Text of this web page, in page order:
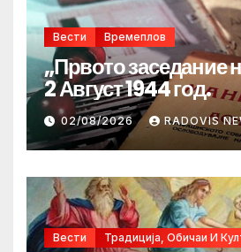
Вести Времеплов
„Првото
2 Август 1944 год.
02/08/2026 RADOVIS
Вести Традиција, Обичаи И